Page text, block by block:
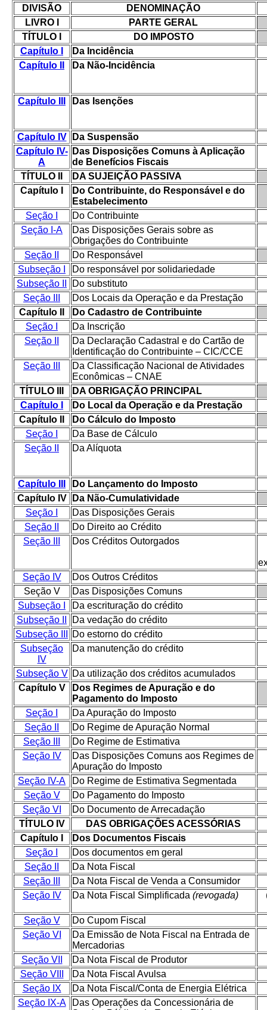
DIVISÃO
DENOMINAÇÃO
LIVRO I
PARTE GERAL
TÍTULO I
DO IMPOSTO
Capítulo I
Da Incidência
Capítulo II
Da Não-Incidência
Capítulo III Das Isenções
Capítulo IV
Da Suspensão
Capítulo IV-
A
Das Disposições Comuns à Aplicação
de Benefícios Fiscais
TÍTULO II
DA SUJEIÇÃO PASSIVA
Capítulo I
Do Contribuinte, do Responsável e do
Estabelecimento
Seção I
Do Contribuinte
Seção I-A
Das Disposições Gerais sobre as
Obrigações do Contribuinte
Seção II
Do Responsável
Subseção I
Do responsável por solidariedade
Subseção II
Do substituto
Seção III
Dos Locais da Operação e da Prestação
Capítulo II
Do Cadastro de Contribuinte
Seção I
Da Inscrição
Seção II
Da Declaração Cadastral e do Cartão de
Identificação do Contribuinte – CIC/CCE
Seção III
Da Classificação Nacional de Atividades
Econômicas – CNAE
TÍTULO III
DA OBRIGAÇÃO PRINCIPAL
Capítulo I
Do Local da Operação e da Prestação
Capítulo II
Do Cálculo do Imposto
Seção I
Da Base de Cálculo
Seção II
Da Alíquota
Capítulo III
Do Lançamento do Imposto
Capítulo IV
Da Não-Cumulatividade
Seção I
Das Disposições Gerais
Seção II
Do Direito ao Crédito
Seção III
Dos Créditos Outorgados
Seção IV
Dos Outros Créditos
Seção V
Das Disposições Comuns
Subseção I
Da escrituração do crédito
Subseção II
Da vedação do crédito
Subseção III
Do estorno do crédito
Subseção
IV
Da manutenção do crédito
Subseção V Da utilização dos créditos acumulados
Capítulo V
Dos Regimes de Apuração e do
Pagamento do Imposto
Seção I
Da Apuração do Imposto
Seção II
Do Regime de Apuração Normal
Seção III
Do Regime de Estimativa
Seção IV
Das Disposições Comuns aos Regimes de
Apuração do Imposto
Seção IV-A
Do Regime de Estimativa Segmentada
Seção V
Do Pagamento do Imposto
Seção VI
Do Documento de Arrecadação
TÍTULO IV
DAS OBRIGAÇÔES ACESSÓRIAS
Capítulo I
Dos Documentos Fiscais
Seção I
Dos documentos em geral
Seção II
Da Nota Fiscal
Seção III
Da Nota Fiscal de Venda a Consumidor
Seção IV
Da Nota Fiscal Simplificada (revogada)
Seção V
Do Cupom Fiscal
Seção VI
Da Emissão de Nota Fiscal na Entrada de
Mercadorias
Seção VII
Da Nota Fiscal de Produtor
Seção VIII
Da Nota Fiscal Avulsa
Seção IX
Da Nota Fiscal/Conta de Energia Elétrica
Seção IX-A
Das Operações da Concessionária de